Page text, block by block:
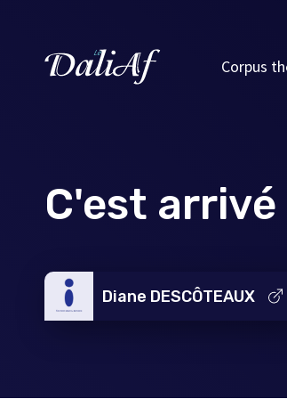
Corpus
C'est arrivé
Diane DESCÔTEAUX